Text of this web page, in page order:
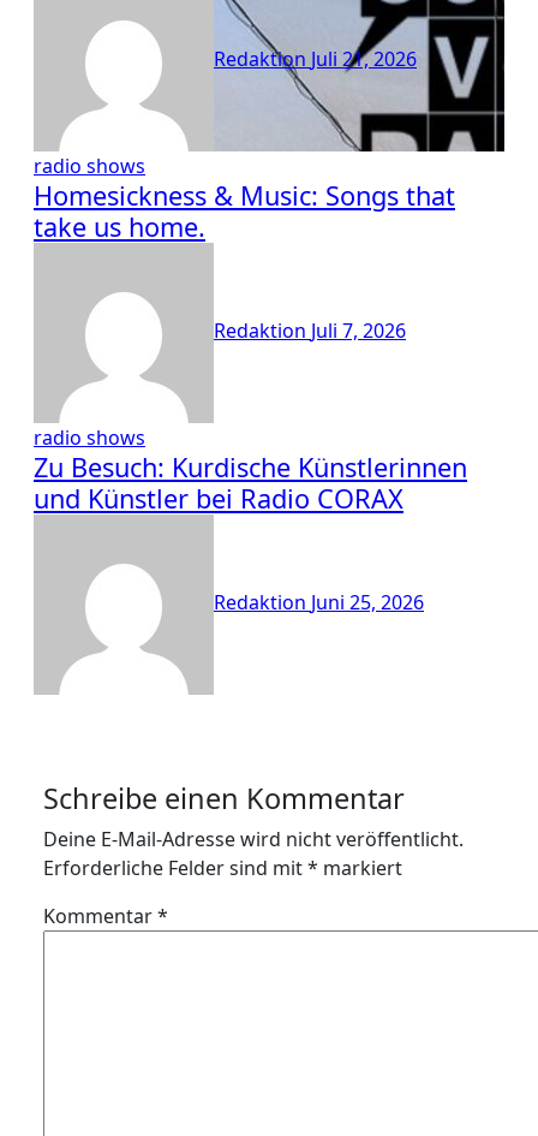
Redaktion Juli 21, 2026
radio shows
Homesickness & Music: Songs that
take us home.
Redaktion Juli 7, 2026
radio shows
Zu Besuch: Kurdische Künstlerinnen
und Künstler bei Radio CORAX
Redaktion Juni 25, 2026
Schreibe einen Kommentar
Deine E-Mail-Adresse wird nicht veröffentlicht.
Erforderliche Felder sind mit* markiert
Kommentar*